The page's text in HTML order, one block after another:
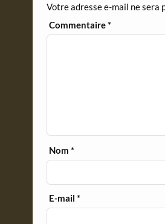
l
y
Votre adresse e-mail ne sera
Commentaire*
Nom*
E-mail*